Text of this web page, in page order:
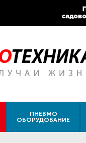
ПНЕВМО
ОБОРУДОВАНИЕ